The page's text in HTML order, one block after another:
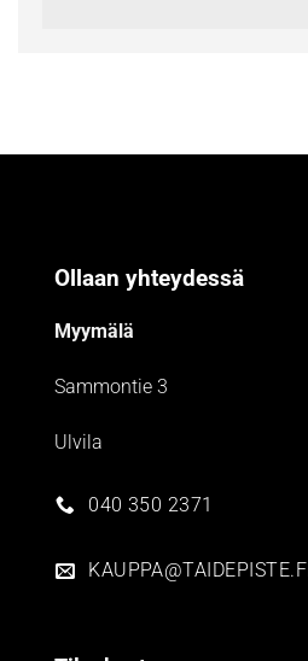
Ollaan yhteydessä
Myymälä
Sammontie 3
Ulvila
040 350 2371
KAUPPA@TAIDEPISTE.FI